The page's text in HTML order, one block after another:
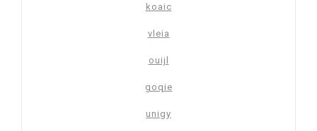
koaic
vleia
ouijl
goqie
unigy